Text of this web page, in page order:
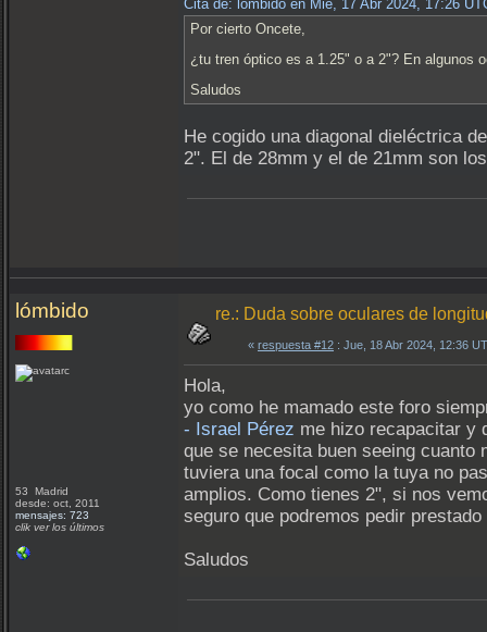
Cita de: lómbido en Mié, 17 Abr 2024, 17:26
Por cierto Oncete,
¿tu tren óptico es a 1.25" o a 2"? En algunos
Saludos
He cogido una diagonal dieléctrica
2". El de 28mm y el de 21mm son
lómbido
53 Madrid
desde: oct, 2011
mensajes: 723
clik ver los últimos
re.: Duda sobre oculares de
« respuesta #12 : Jue, 18 Abr 2024, 12:36
Hola,
yo como he mamado este foro
- Israel Pérez me hizo recapacitar y
que se necesita buen seeing cuanto
tuviera una focal como la tuya no
amplios. Como tienes 2", si nos
seguro que podremos pedir
Saludos